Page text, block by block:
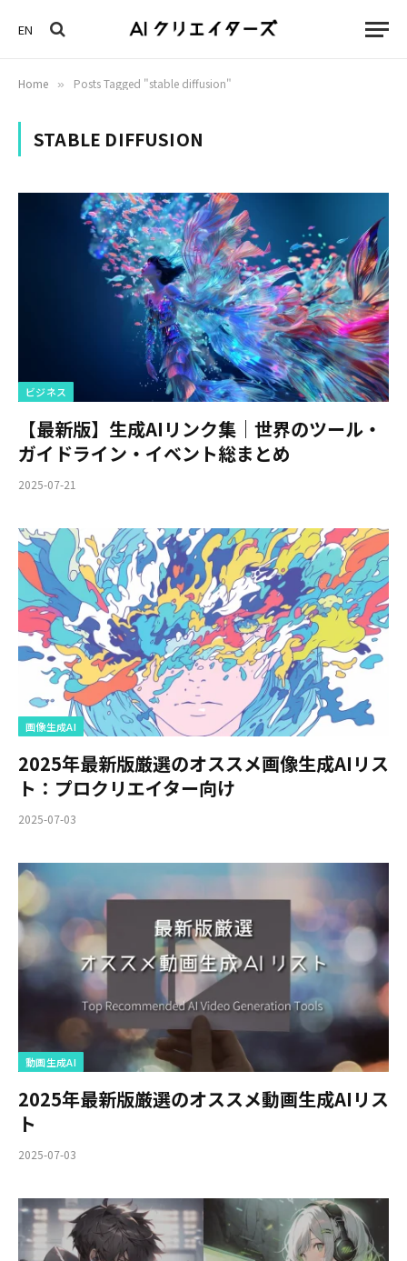
EN
Home » Posts Tagged "stable diffusion"
STABLE DIFFUSION
ビジネス
【最新版】生成AIリンク集｜世界のツール・
ガイドライン・イベント総まとめ
2025-07-21
画像生成AI
2025年最新版厳選のオススメ画像生成AIリス
ト：プロクリエイター向け
2025-07-03
動画生成AI
2025年最新版厳選のオススメ動画生成AIリス
ト
2025-07-03